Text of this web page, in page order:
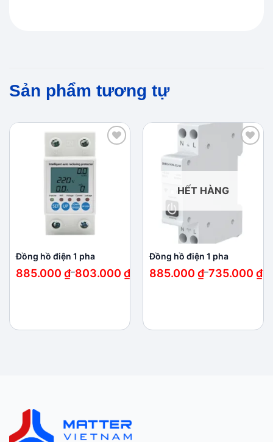
Sản phẩm tương tự
Đồng hồ điện 1 pha
803.000 ₫
–
885.000 ₫
Khoảng
giá:
Add to
HẾT HÀNG
Đồng hồ điện 1 pha
735.000 ₫
–
885.000 ₫
Khoảng
giá: